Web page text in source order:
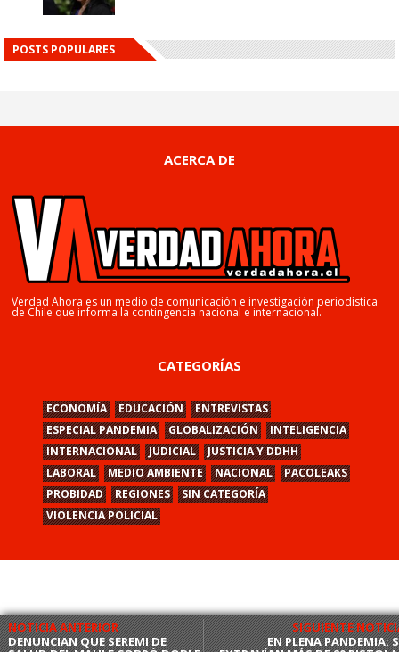
NOTICIA ANTERIOR
DENUNCIAN QUE SEREMI DE
SIGUIENTE
EN PLENA PANDEMIA:
POSTS POPULARES
ACERCA DE
Verdad Ahora es un medio de comunicación e investigación periodística
de Chile que informa la contingencia nacional e internacional.
CATEGORÍAS
ECONOMÍA EDUCACIÓN
ENTREVISTAS
ESPECIAL PANDEMIA
GLOBALIZACIÓN
INTELIGENCIA
INTERNACIONAL
JUDICIAL
JUSTICIA Y DDHH
LABORAL
MEDIO AMBIENTE NACIONAL
PACOLEAKS
PROBIDAD
REGIONES
SIN CATEGORÍA
VIOLENCIA POLICIAL